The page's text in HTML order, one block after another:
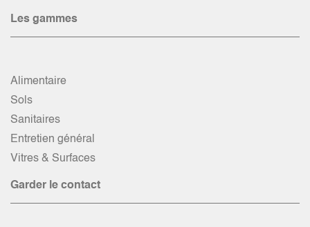
Les gammes
Alimentaire
Sols
Sanitaires
Entretien général
Vitres & Surfaces
Garder le contact